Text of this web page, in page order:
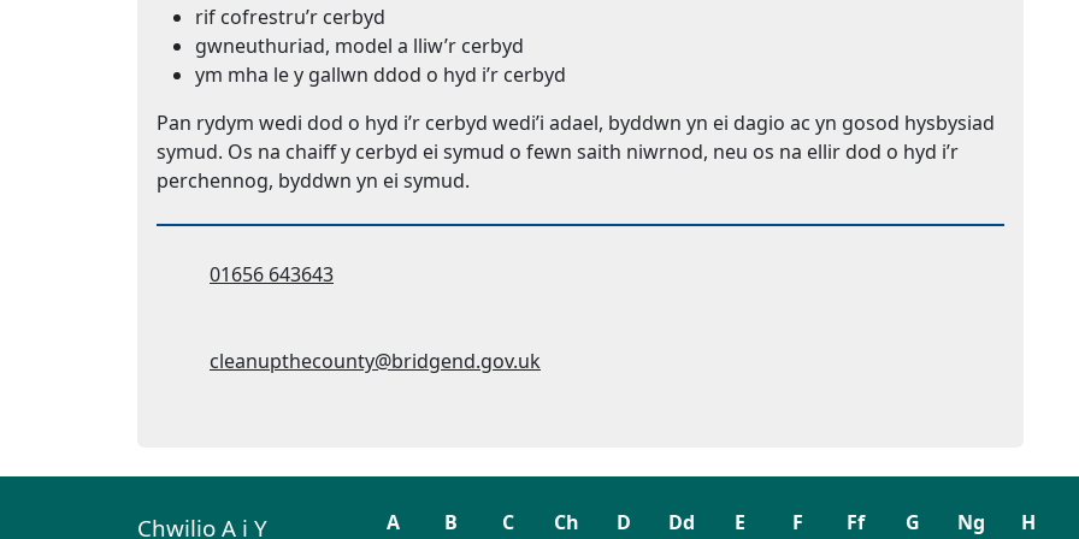
rif cofrestru’r cerbyd
gwneuthuriad, model a lliw’r cerbyd
ym mha le y gallwn ddod o hyd i’r cerbyd
Pan rydym wedi dod o hyd i’r cerbyd wedi’i adael, byddwn yn ei dagio ac yn gosod hysbysiad
symud. Os na chaiff y cerbyd ei symud o fewn saith niwrnod, neu os na ellir dod o hyd i’r
perchennog, byddwn yn ei symud.
Ffôn:
01656 643643
Cyfeiriad ebost:
cleanupthecounty@bridgend.gov.uk
Chwilio A i Y A B C Ch D Dd E F Ff G Ng H